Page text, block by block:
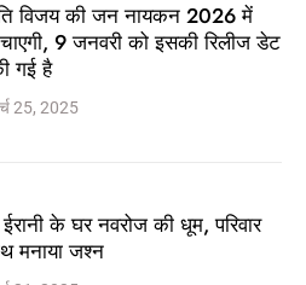
विजय की जन नायकन 2026 में
9 जनवरी को इसकी रिलीज डेट
गई है
25, 2025
के घर नवरोज की धूम, परिवार
मनाया जश्न